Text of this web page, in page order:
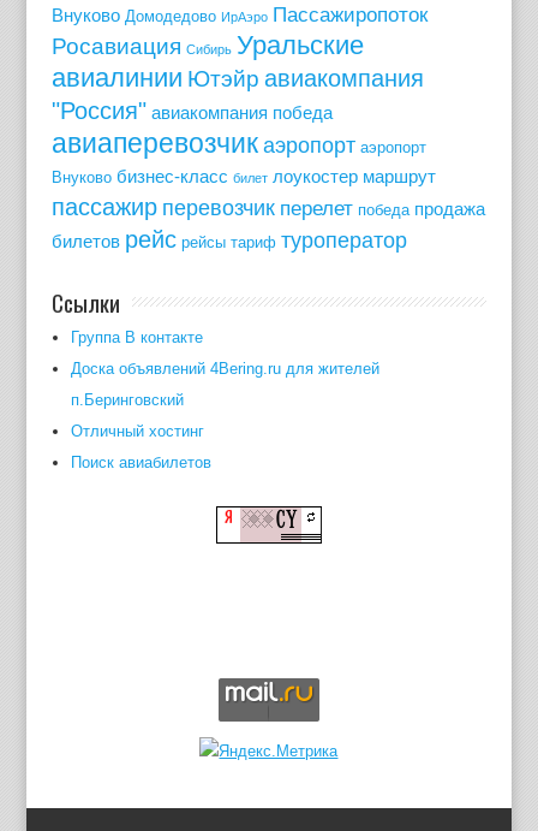
Внуково Домодедово ИрАэро Пассажиропоток
Росавиация Сибирь Уральские
авиалинии Ютэйр авиакомпания
"Россия" авиакомпания победа
авиаперевозчик аэропорт аэропорт
Внуково бизнес-класс билет лоукостер маршрут
пассажир перевозчик перелет победа продажа
билетов рейс рейсы тариф туроператор
Ссылки
Группа В контакте
Доска объявлений 4Bering.ru для жителей
п.Беринговский
Отличный хостинг
Поиск авиабилетов